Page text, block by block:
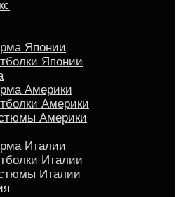
Японии
Японии
Америки
Америки
Америки
Италии
Италии
Италии